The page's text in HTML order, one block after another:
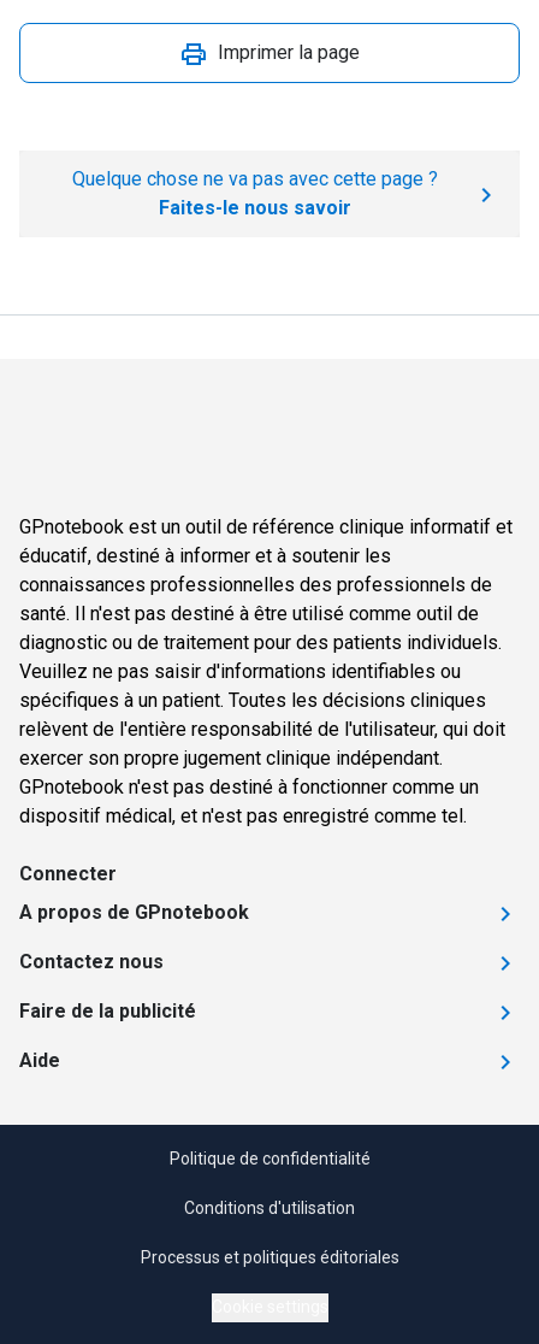
Imprimer la page
Quelque chose ne va pas avec cette page ?
Faites-le nous savoir
GPnotebook est un outil de référence clinique informatif et
éducatif, destiné à informer et à soutenir les
connaissances professionnelles des professionnels de
santé. Il n'est pas destiné à être utilisé comme outil de
diagnostic ou de traitement pour des patients individuels.
Veuillez ne pas saisir d'informations identifiables ou
spécifiques à un patient. Toutes les décisions cliniques
relèvent de l'entière responsabilité de l'utilisateur, qui doit
exercer son propre jugement clinique indépendant.
GPnotebook n'est pas destiné à fonctionner comme un
dispositif médical, et n'est pas enregistré comme tel.
Connecter
A propos de GPnotebook
Contactez nous
Faire de la publicité
Aide
Politique de confidentialité
Conditions d'utilisation
Processus et politiques éditoriales